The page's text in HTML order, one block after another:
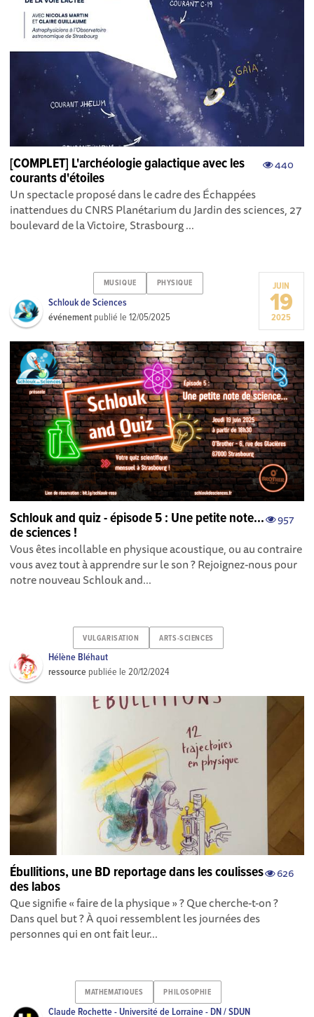
440
[COMPLET] L'archéologie galactique avec les
courants d'étoiles
Un spectacle proposé dans le cadre des Échappées
inattendues du CNRS Planétarium du Jardin des sciences, 27
boulevard de la Victoire, Strasbourg ...
MUSIQUE PHYSIQUE
Schlouk de Sciences
événement publié le12/05/2025
JUIN
19
2025
957
Schlouk and quiz - épisode 5 : Une petite note...
de sciences !
Vous êtes incollable en physique acoustique, ou au contraire
vous avez tout à apprendre sur le son ? Rejoignez-nous pour
notre nouveau Schlouk and...
VULGARISATION ARTS-SCIENCES
Hélène Bléhaut
ressource publiée le20/12/2024
626
Ébullitions, une BD reportage dans les coulisses
des labos
Que signifie « faire de la physique » ? Que cherche-t-on ?
Dans quel but ? À quoi ressemblent les journées des
personnes qui en ont fait leur...
MATHEMATIQUES PHILOSOPHIE
Claude Rochette - Université de Lorraine - DN / SDUN